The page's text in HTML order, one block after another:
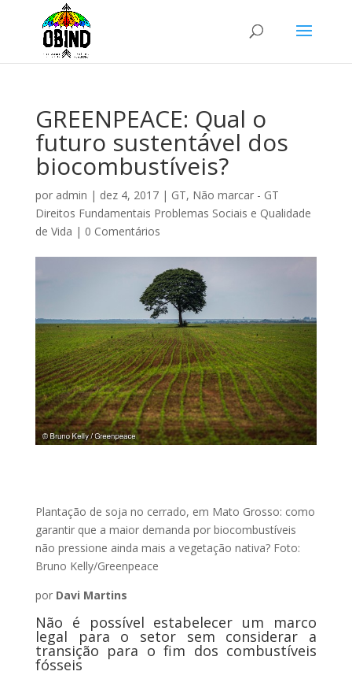
GREENPEACE: Qual o
futuro sustentável dos
biocombustíveis?
por admin | dez 4, 2017| GT, Não marcar - GT
Direitos Fundamentais Problemas Sociais e Qualidade
de Vida | 0 Comentários
Plantação de soja no cerrado, em Mato Grosso: como
garantir que a maior demanda por biocombustíveis
não pressione ainda mais a vegetação nativa? Foto:
Bruno Kelly/Greenpeace
por Davi Martins
Não é possível estabelecer um marco
legal para o setor sem considerar a
transição para o fim dos combustíveis
fósseis